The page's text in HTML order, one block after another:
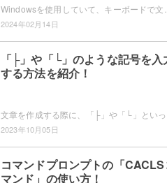
2024年02月14日
「├」や「└」のような記号を入
する方法を紹介！
2023年10月05日
コマンドプロンプトの「
マンド」の使い方！